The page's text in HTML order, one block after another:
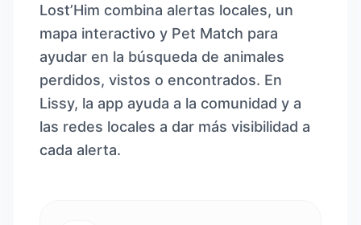
Lost’Him combina alertas locales, un
mapa interactivo y Pet Match para
ayudar en la búsqueda de animales
perdidos, vistos o encontrados. En
Lissy, la app ayuda a la comunidad y a
las redes locales a dar más visibilidad a
cada alerta.